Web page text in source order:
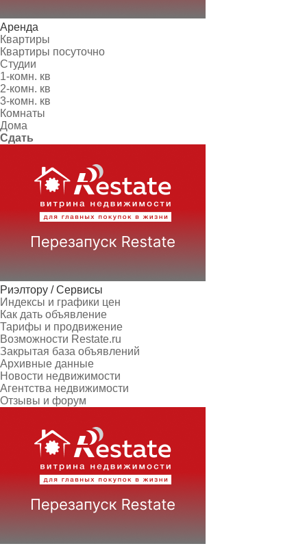
Аренда
Квартиры
Квартиры посуточно
Студии
1-комн. кв
2-комн. кв
3-комн. кв
Комнаты
Дома
Сдать
Риэлтору / Сервисы
Индексы и графики цен
Как дать объявление
Тарифы и продвижение
Возможности Restate.ru
Закрытая база объявлений
Архивные данные
Новости недвижимости
Агентства недвижимости
Отзывы и форум